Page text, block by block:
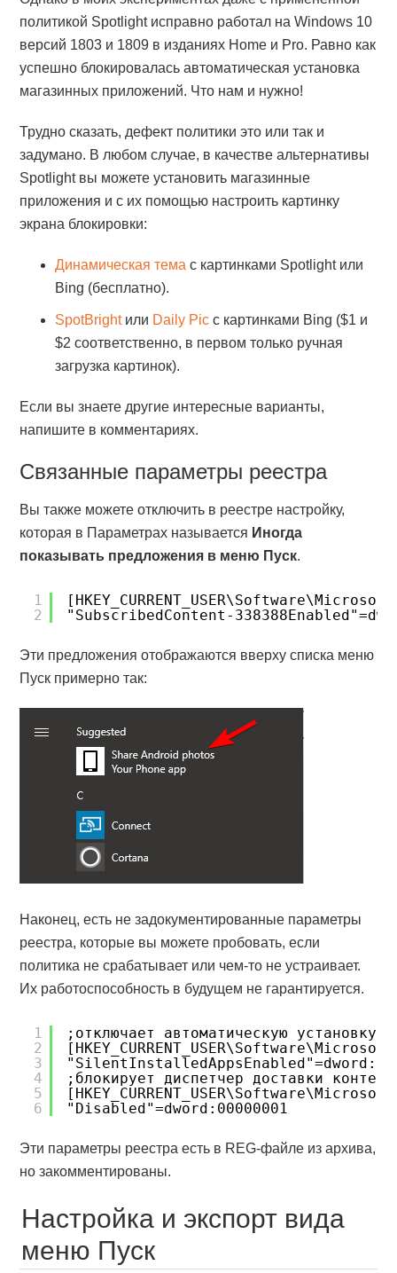
политикой Spotlight исправно работал на Windows 10
версий 1803 и 1809 в изданиях Home и Pro. Равно как
успешно блокировалась автоматическая установка
магазинных приложений. Что нам и нужно!
Трудно сказать, дефект политики это или так и
задумано. В любом случае, в качестве альтернативы
Spotlight вы можете установить магазинные
приложения и с их помощью настроить картинку
экрана блокировки:
Динамическая тема с картинками Spotlight или
Bing (бесплатно).
SpotBrightили Daily Pic с картинками Bing ($1 и
$2 соответственно, в первом только ручная
загрузка картинок).
Если вы знаете другие интересные варианты,
напишите в комментариях.
Связанные параметры реестра
Вы также можете отключить в реестре настройку,
которая в Параметрах называется Иногда
показывать предложения в меню Пуск.
1
2
"SubscribedContent-
Эти предложения отображаются вверху списка меню
Пуск примерно так:
Наконец, есть не задокументированные параметры
реестра, которые вы можете пробовать, если
политика не срабатывает или чем-то не устраивает.
Их работоспособность в будущем не гарантируется.
1
2
3
4
5
6
;отключает автоматическую установку
;блокирует диспетчер доставки
"Disabled"=dword:00000001
Эти параметры реестра есть в REG-файле из архива,
но закомментированы.
Настройка и экспорт вида
меню Пуск